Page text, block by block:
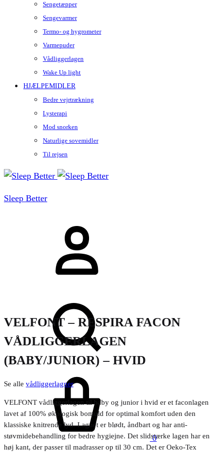
Sengetæpper
Sengevarmer
Termo- og hygrometer
Varmepuder
Vådliggerlagen
Wake Up light
HJÆLPEMIDLER
Bedre vejrtrækning
Lysterapi
Mod snorken
Naturlige sovemidler
Til rejsen
Sleep Better
0
VELFONT – RESPIRA FACON
VÅDLIGGERLAGEN
(BABY/JUNIOR) – HVID
Se alle vådliggerlagner
VELFONT vådliggerlagen til baby og junior i hvid er et faconlagen
lavet af 100% økologisk bomuld for optimal komfort uden den
klassiske knitrende lyd. Lagnet er blødt, åndbart og har anti-
støvmidebehandling for bedre hygiejne. Det slidstærke lagen har en
høj kant, der passer til madrasser op til 30 cm. Det er Oeko-Tex